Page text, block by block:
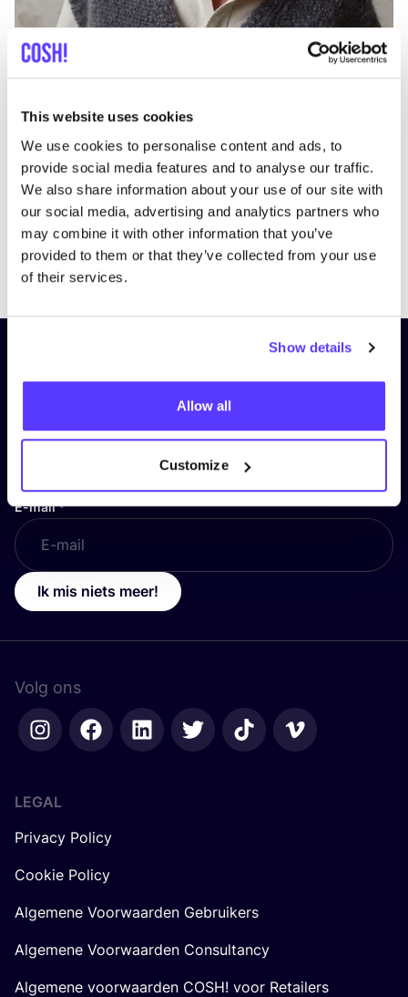
This website uses cookies
We use cookies to personalise content and ads, to
provide social media features and to analyse our traffic.
We also share information about your use of our site with
our social media, advertising and analytics partners who
may combine it with other information that you’ve
provided to them or that they’ve collected from your use
of their services.
Show details
Allow all
Customize
PreviousNext
Schrijf je in op onze nieuwsbrief
en blijf op de hoogte!
Voornaam*
E-mail*
Ik mis niets meer!
Volg ons
LEGAL
Privacy Policy
Cookie Policy
Algemene Voorwaarden Gebruikers
Algemene Voorwaarden Consultancy
Algemene voorwaarden COSH! voor Retailers